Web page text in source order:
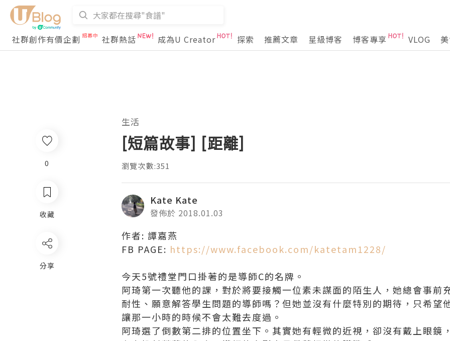
社群創作有價企劃 社群熱話 成為U Creator 探索 推薦文章 星級博客 博客專享 VLOG
生活
[短篇故事] [距離]
瀏覽次數:351
Kate Kate
發佈於 2018.01.03
作者: 譚嘉燕
FB PAGE: https://www.facebook.com/katetam1228/
今天5號禮堂門口掛著的是導師C的名牌。
阿琦第一次聽他的課，對於將要接觸一位素未謀面的陌生人，她總會事前
耐性、願意解答學生問題的導師嗎？但她並沒有什麼特別的期待，只希望
讓那一小時的時候不會太難去度過。
阿琦選了倒數第二排的位置坐下。其實她有輕微的近視，卻沒有戴上眼鏡
0
收藏
分享